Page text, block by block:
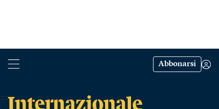
Abbonarsi